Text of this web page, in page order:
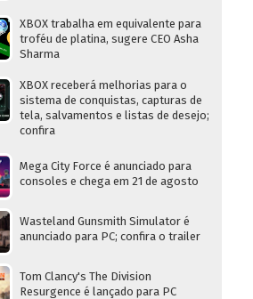
XBOX trabalha em equivalente para
troféu de platina, sugere CEO Asha
Sharma
XBOX receberá melhorias para o
sistema de conquistas, capturas de
tela, salvamentos e listas de desejo;
confira
Mega City Force é anunciado para
consoles e chega em 21 de agosto
Wasteland Gunsmith Simulator é
anunciado para PC; confira o trailer
Tom Clancy's The Division
Resurgence é lançado para PC